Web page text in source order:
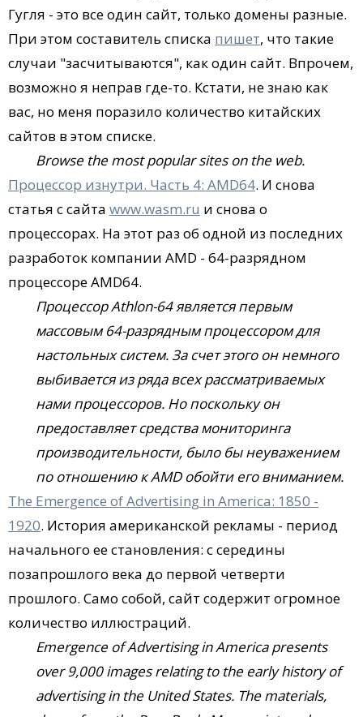
Гугля - это все один сайт, только домены разные.
При этом составитель списка пишет, что такие
случаи "засчитываются", как один сайт. Впрочем,
возможно я неправ где-то. Кстати, не знаю как
вас, но меня поразило количество китайских
сайтов в этом списке.
Browse the most popular sites on the web.
Процессор изнутри. Часть 4: AMD64. И снова
статья с сайта www.wasm.ru и снова о
процессорах. На этот раз об одной из последних
разработок компании AMD - 64-разрядном
процессоре AMD64.
Процессор Athlon-64 является первым
массовым 64-разрядным процессором для
настольных систем. За счет этого он немного
выбивается из ряда всех рассматриваемых
нами процессоров. Но поскольку он
предоставляет средства мониторинга
производительности, было бы неуважением
по отношению к AMD обойти его вниманием.
The Emergence of Advertising in America: 1850 -
1920. История американской рекламы - период
начального ее становления: с середины
позапрошлого века до первой четверти
прошлого. Само собой, сайт содержит огромное
количество иллюстраций.
Emergence of Advertising in America presents
over 9,000 images relating to the early history of
advertising in the United States. The materials,